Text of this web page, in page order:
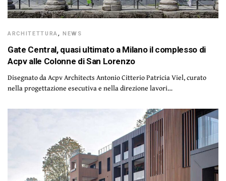
ARCHITETTURA,NEWS
Gate Central, quasi ultimato a Milano il complesso di
Acpv alle Colonne di San Lorenzo
Disegnato da Acpv Architects Antonio Citterio Patricia Viel, curato
nella progettazione esecutiva e nella direzione lavori…